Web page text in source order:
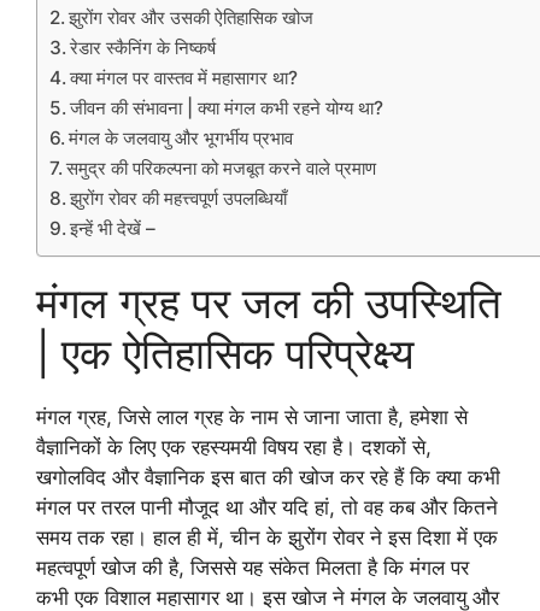
झुरोंग रोवर और उसकी ऐतिहासिक खोज
रेडार स्कैनिंग के निष्कर्ष
क्या मंगल पर वास्तव में महासागर था?
जीवन की संभावना | क्या मंगल कभी रहने योग्य था?
मंगल के जलवायु और भूगर्भीय प्रभाव
समुद्र की परिकल्पना को मजबूत करने वाले प्रमाण
झुरोंग रोवर की महत्त्वपूर्ण उपलब्धियाँ
इन्हें भी देखें –
मंगल ग्रह पर जल की उपस्थिति
| एक ऐतिहासिक परिप्रेक्ष्य
मंगल ग्रह, जिसे लाल ग्रह के नाम से जाना जाता है, हमेशा से
वैज्ञानिकों के लिए एक रहस्यमयी विषय रहा है। दशकों से,
खगोलविद और वैज्ञानिक इस बात की खोज कर रहे हैं कि क्या कभी
मंगल पर तरल पानी मौजूद था और यदि हां, तो वह कब और कितने
समय तक रहा। हाल ही में, चीन के झुरोंग रोवर ने इस दिशा में एक
महत्वपूर्ण खोज की है, जिससे यह संकेत मिलता है कि मंगल पर
कभी एक विशाल महासागर था। इस खोज ने मंगल के जलवायु और